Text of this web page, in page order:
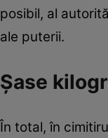
posibil, al
ale puterii.
Șase
În total, în